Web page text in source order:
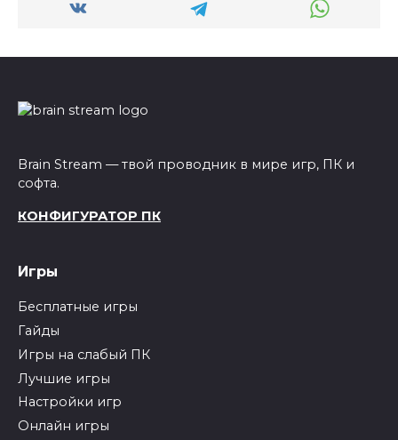
Brain Stream — твой проводник в мире игр, ПК и
софта.
КОНФИГУРАТОР ПК
Игры
Бесплатные игры
Гайды
Игры на слабый ПК
Лучшие игры
Настройки игр
Онлайн игры